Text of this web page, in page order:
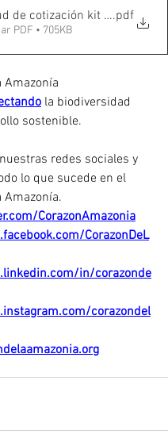
de cotización kit cerca
.pdf
PDF • 705KB
Amazonía
la biodiversidad
sostenible.
redes sociales y
lo que sucede en el
Amazonía.
CorazonAmazonia
CorazonDeL
in/corazonde
corazondel